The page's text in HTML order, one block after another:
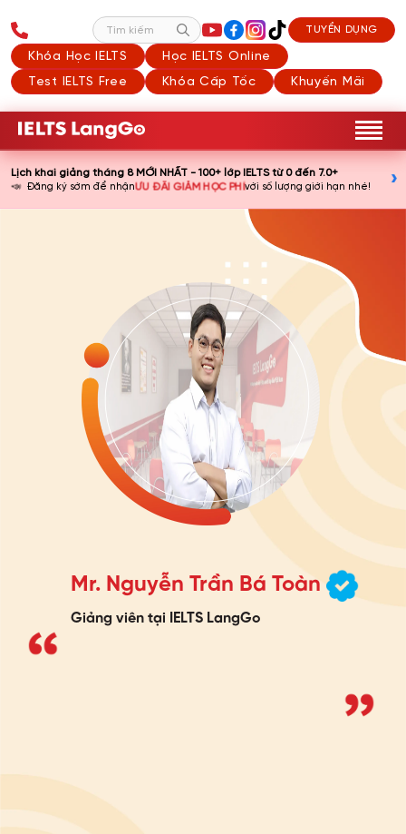
Khóa Học IELTS
Học IELTS Online
Test IELTS Free
Khóa Cấp Tốc Khuyến Mãi
Tìm kiếm
TUYỂN DỤNG
Lịch khai giảng tháng 8 MỚI NHẤT - 100+ lớp IELTS từ 0 đến 7.0+
📣 Đăng ký sớm để nhậnƯU ĐÃI GIẢM HỌC PHÍ với số lượng giới hạn nhé! ›
Mr. Nguyễn Trần Bá Toàn
Giảng viên tại IELTS LangGo